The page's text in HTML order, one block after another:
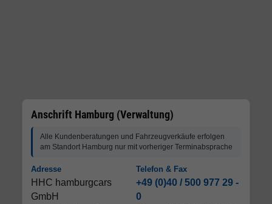
Anschrift Hamburg (Verwaltung)
Alle Kundenberatungen und Fahrzeugverkäufe erfolgen
am Standort Hamburg nur mit vorheriger Terminabsprache
Adresse
HHC hamburgcars
GmbH
Telefon & Fax
+49 (0)40 / 500 977 29 -
0